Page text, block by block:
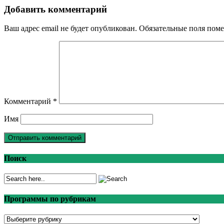
Добавить комментарий
Ваш адрес email не будет опубликован. Обязательные поля
Комментарий *
Имя
Поиск
Программы по рубрикам
Программы